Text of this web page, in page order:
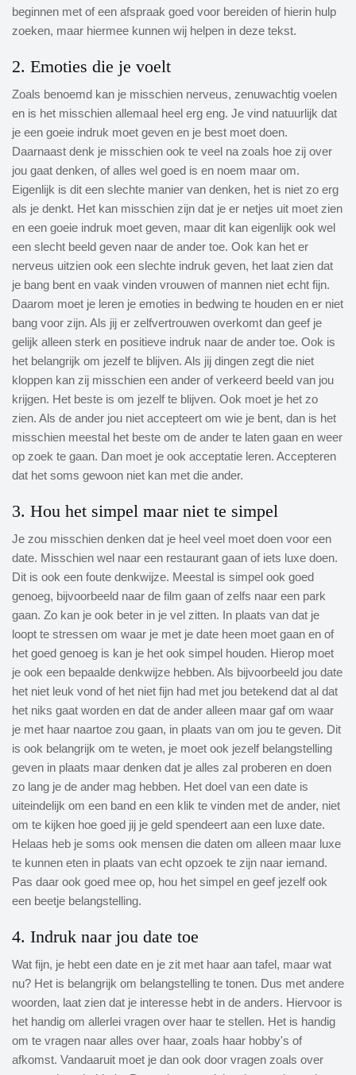
beginnen met of een afspraak goed voor bereiden of hierin hulp
zoeken, maar hiermee kunnen wij helpen in deze tekst.
2. Emoties die je voelt
Zoals benoemd kan je misschien nerveus, zenuwachtig voelen
en is het misschien allemaal heel erg eng. Je vind natuurlijk dat
je een goeie indruk moet geven en je best moet doen.
Daarnaast denk je misschien ook te veel na zoals hoe zij over
jou gaat denken, of alles wel goed is en noem maar om.
Eigenlijk is dit een slechte manier van denken, het is niet zo erg
als je denkt. Het kan misschien zijn dat je er netjes uit moet zien
en een goeie indruk moet geven, maar dit kan eigenlijk ook wel
een slecht beeld geven naar de ander toe. Ook kan het er
nerveus uitzien ook een slechte indruk geven, het laat zien dat
je bang bent en vaak vinden vrouwen of mannen niet echt fijn.
Daarom moet je leren je emoties in bedwing te houden en er niet
bang voor zijn. Als jij er zelfvertrouwen overkomt dan geef je
gelijk alleen sterk en positieve indruk naar de ander toe. Ook is
het belangrijk om jezelf te blijven. Als jij dingen zegt die niet
kloppen kan zij misschien een ander of verkeerd beeld van jou
krijgen. Het beste is om jezelf te blijven. Ook moet je het zo
zien. Als de ander jou niet accepteert om wie je bent, dan is het
misschien meestal het beste om de ander te laten gaan en weer
op zoek te gaan. Dan moet je ook acceptatie leren. Accepteren
dat het soms gewoon niet kan met die ander.
3. Hou het simpel maar niet te simpel
Je zou misschien denken dat je heel veel moet doen voor een
date. Misschien wel naar een restaurant gaan of iets luxe doen.
Dit is ook een foute denkwijze. Meestal is simpel ook goed
genoeg, bijvoorbeeld naar de film gaan of zelfs naar een park
gaan. Zo kan je ook beter in je vel zitten. In plaats van dat je
loopt te stressen om waar je met je date heen moet gaan en of
het goed genoeg is kan je het ook simpel houden. Hierop moet
je ook een bepaalde denkwijze hebben. Als bijvoorbeeld jou date
het niet leuk vond of het niet fijn had met jou betekend dat al dat
het niks gaat worden en dat de ander alleen maar gaf om waar
je met haar naartoe zou gaan, in plaats van om jou te geven. Dit
is ook belangrijk om te weten, je moet ook jezelf belangstelling
geven in plaats maar denken dat je alles zal proberen en doen
zo lang je de ander mag hebben. Het doel van een date is
uiteindelijk om een band en een klik te vinden met de ander, niet
om te kijken hoe goed jij je geld spendeert aan een luxe date.
Helaas heb je soms ook mensen die daten om alleen maar luxe
te kunnen eten in plaats van echt opzoek te zijn naar iemand.
Pas daar ook goed mee op, hou het simpel en geef jezelf ook
een beetje belangstelling.
4. Indruk naar jou date toe
Wat fijn, je hebt een date en je zit met haar aan tafel, maar wat
nu? Het is belangrijk om belangstelling te tonen. Dus met andere
woorden, laat zien dat je interesse hebt in de anders. Hiervoor is
het handig om allerlei vragen over haar te stellen. Het is handig
om te vragen naar alles over haar, zoals haar hobby's of
afkomst. Vandaaruit moet je dan ook door vragen zoals over